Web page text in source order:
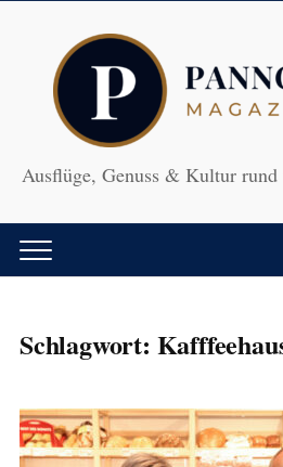
Ausflüge, Genuss & Kultur rund
Schlagwort: